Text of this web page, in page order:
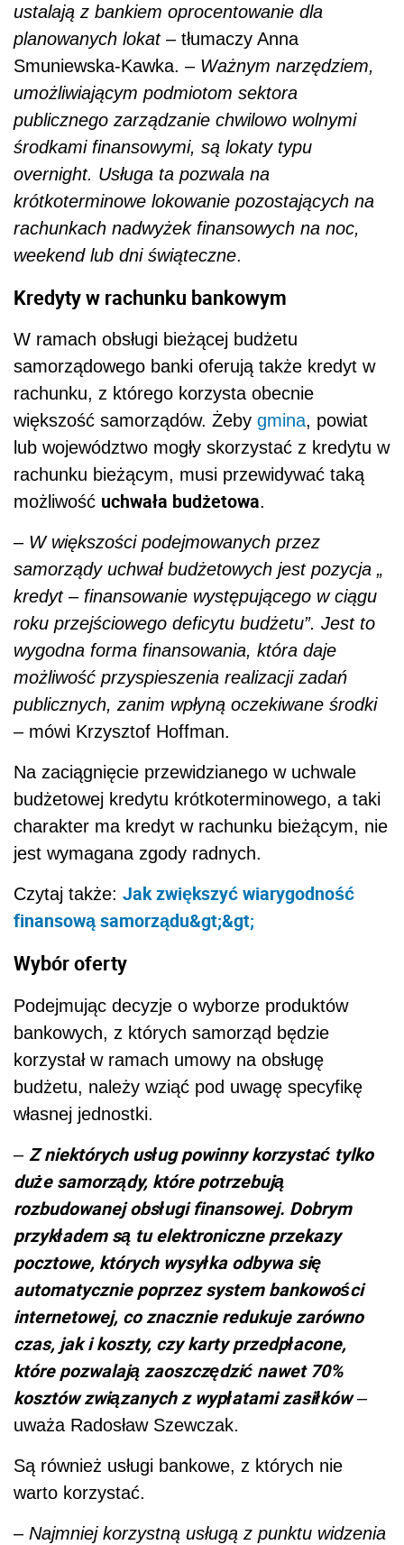
ustalają z bankiem oprocentowanie dla
planowanych lokat– tłumaczy Anna
Smuniewska-Kawka. – Ważnym narzędziem,
umożliwiającym podmiotom sektora
publicznego zarządzanie chwilowo wolnymi
środkami finansowymi, są lokaty typu
overnight. Usługa ta pozwala na
krótkoterminowe lokowanie pozostających na
rachunkach nadwyżek finansowych na noc,
weekend lub dni świąteczne.
Kredyty w rachunku bankowym
W ramach obsługi bieżącej budżetu
samorządowego banki oferują także kredyt w
rachunku, z którego korzysta obecnie
większość samorządów. Żeby gmina, powiat
lub województwo mogły skorzystać z kredytu w
rachunku bieżącym, musi przewidywać taką
możliwość uchwała budżetowa.
– W większości podejmowanych przez
samorządy uchwał budżetowych jest pozycja „
kredyt – finansowanie występującego w ciągu
roku przejściowego deficytu budżetu”. Jest to
wygodna forma finansowania, która daje
możliwość przyspieszenia realizacji zadań
publicznych, zanim wpłyną oczekiwane środki
– mówi Krzysztof Hoffman.
Na zaciągnięcie przewidzianego w uchwale
budżetowej kredytu krótkoterminowego, a taki
charakter ma kredyt w rachunku bieżącym, nie
jest wymagana zgody radnych.
Czytaj także: Jak zwiększyć wiarygodność
finansową samorządu&gt;&gt;
Wybór oferty
Podejmując decyzje o wyborze produktów
bankowych, z których samorząd będzie
korzystał w ramach umowy na obsługę
budżetu, należy wziąć pod uwagę specyfikę
własnej jednostki.
– Z niektórych usług powinny korzystać tylko
duże samorządy, które potrzebują
rozbudowanej obsługi finansowej. Dobrym
przykładem są tu elektroniczne przekazy
pocztowe, których wysyłka odbywa się
automatycznie poprzez system bankowości
internetowej, co znacznie redukuje zarówno
czas, jak i koszty, czy karty przedpłacone,
które pozwalają zaoszczędzić nawet 70%
kosztów związanych z wypłatami zasiłków–
uważa Radosław Szewczak.
Są również usługi bankowe, z których nie
warto korzystać.
– Najmniej korzystną usługą z punktu widzenia